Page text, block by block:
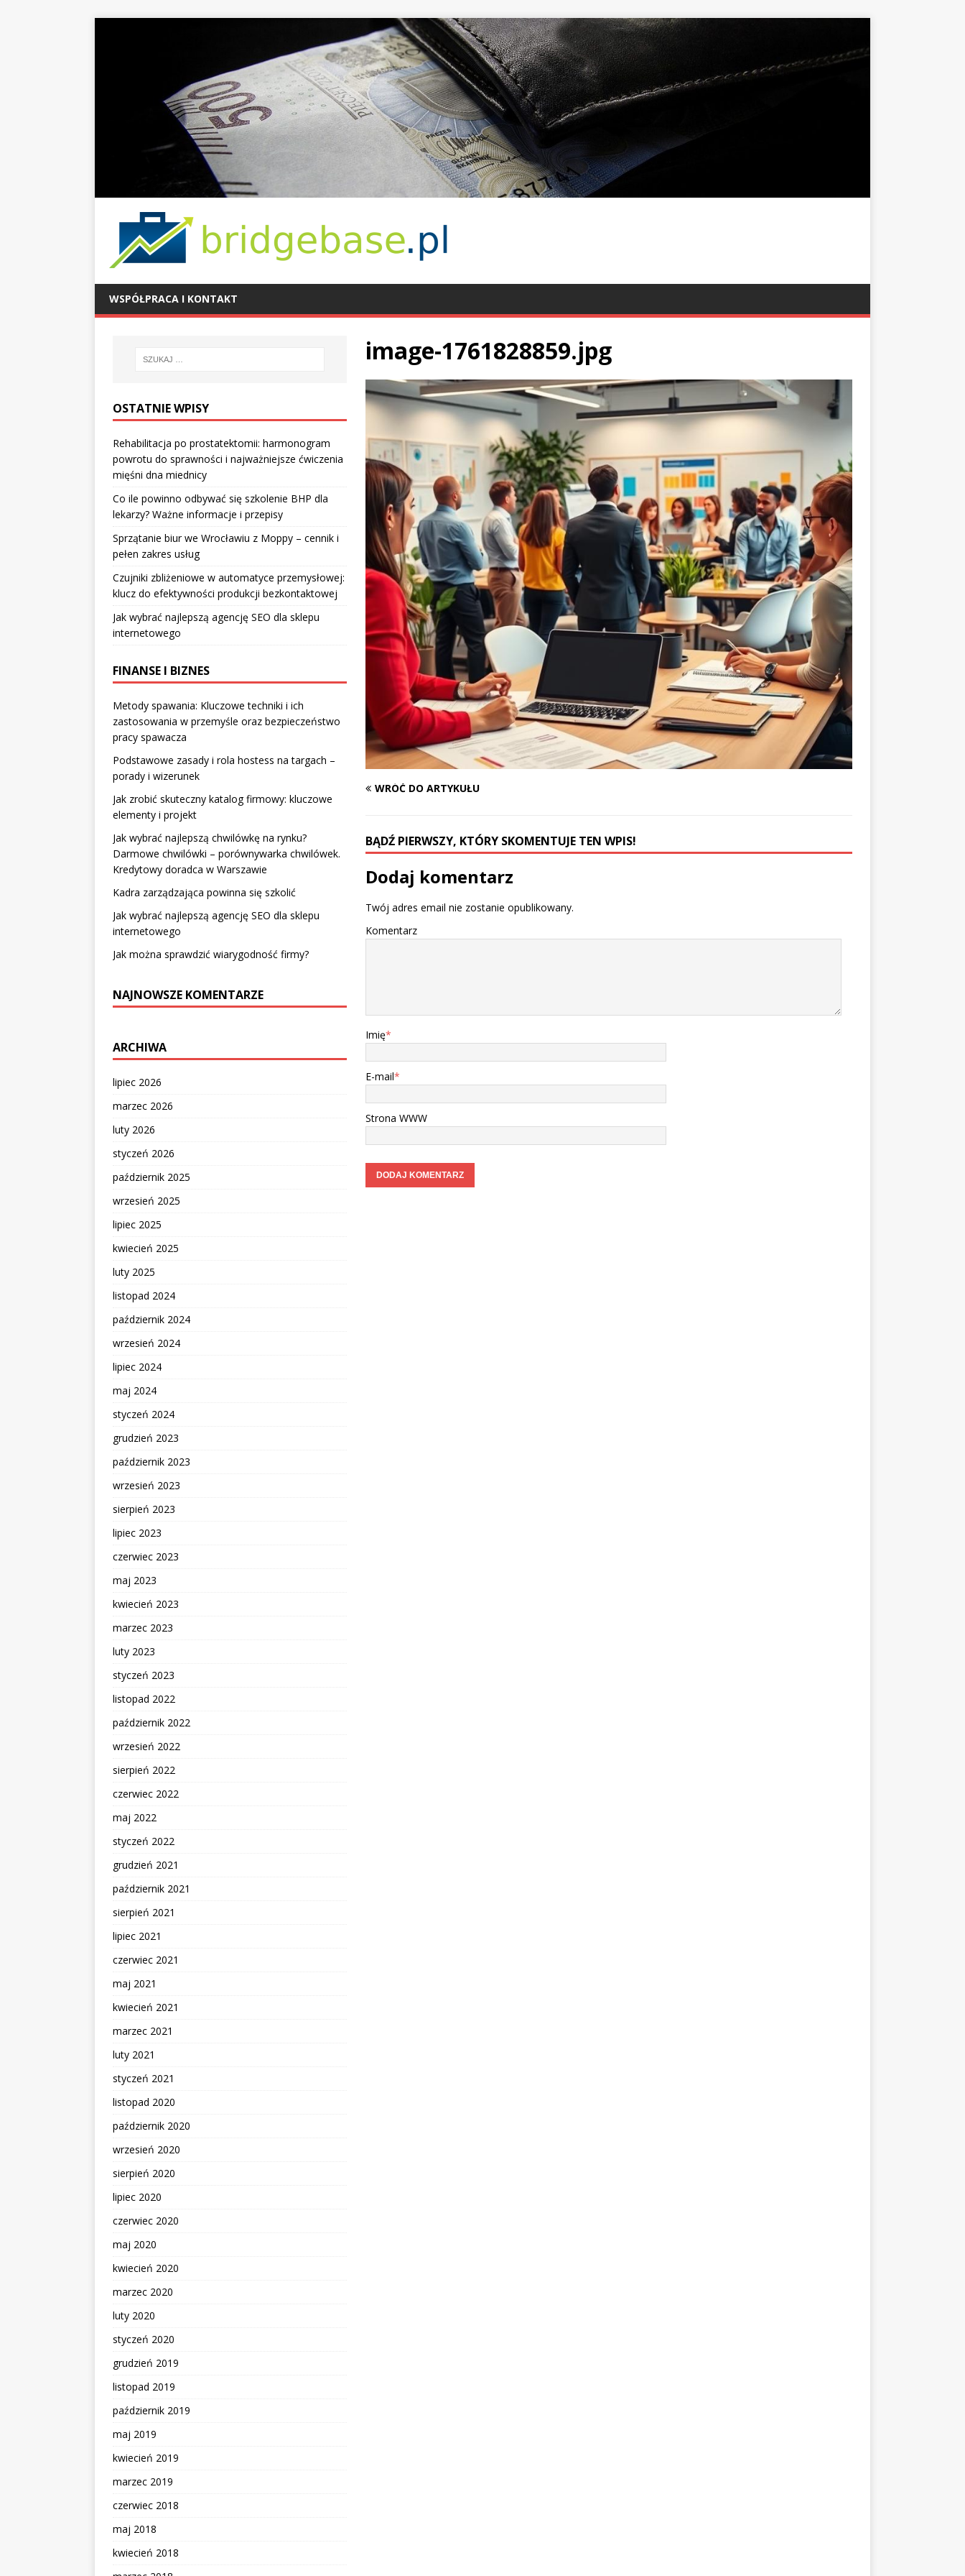
WSPÓŁPRACA I KONTAKT
image-1761828859.jpg
WRÓĆ DO ARTYKUŁU
BĄDŹ PIERWSZY, KTÓRY SKOMENTUJE TEN WPIS!
Dodaj komentarz
Twój adres email nie zostanie opublikowany.
Komentarz
Imię*
E-mail*
Strona WWW
OSTATNIE WPISY
Rehabilitacja po prostatektomii: harmonogram
powrotu do sprawności i najważniejsze ćwiczenia
mięśni dna miednicy
Co ile powinno odbywać się szkolenie BHP dla
lekarzy? Ważne informacje i przepisy
Sprzątanie biur we Wrocławiu z Moppy – cennik i
pełen zakres usług
Czujniki zbliżeniowe w automatyce przemysłowej:
klucz do efektywności produkcji bezkontaktowej
Jak wybrać najlepszą agencję SEO dla sklepu
internetowego
FINANSE I BIZNES
Metody spawania: Kluczowe techniki i ich
zastosowania w przemyśle oraz bezpieczeństwo
pracy spawacza
Podstawowe zasady i rola hostess na targach –
porady i wizerunek
Jak zrobić skuteczny katalog firmowy: kluczowe
elementy i projekt
Jak wybrać najlepszą chwilówkę na rynku?
Darmowe chwilówki – porównywarka chwilówek.
Kredytowy doradca w Warszawie
Kadra zarządzająca powinna się szkolić
Jak wybrać najlepszą agencję SEO dla sklepu
internetowego
Jak można sprawdzić wiarygodność firmy?
NAJNOWSZE KOMENTARZE
ARCHIWA
lipiec 2026
marzec 2026
luty 2026
styczeń 2026
październik 2025
wrzesień 2025
lipiec 2025
kwiecień 2025
luty 2025
listopad 2024
październik 2024
wrzesień 2024
lipiec 2024
maj 2024
styczeń 2024
grudzień 2023
październik 2023
wrzesień 2023
sierpień 2023
lipiec 2023
czerwiec 2023
maj 2023
kwiecień 2023
marzec 2023
luty 2023
styczeń 2023
listopad 2022
październik 2022
wrzesień 2022
sierpień 2022
czerwiec 2022
maj 2022
styczeń 2022
grudzień 2021
październik 2021
sierpień 2021
lipiec 2021
czerwiec 2021
maj 2021
kwiecień 2021
marzec 2021
luty 2021
styczeń 2021
listopad 2020
październik 2020
wrzesień 2020
sierpień 2020
lipiec 2020
czerwiec 2020
maj 2020
kwiecień 2020
marzec 2020
luty 2020
styczeń 2020
grudzień 2019
listopad 2019
październik 2019
maj 2019
kwiecień 2019
marzec 2019
czerwiec 2018
maj 2018
kwiecień 2018